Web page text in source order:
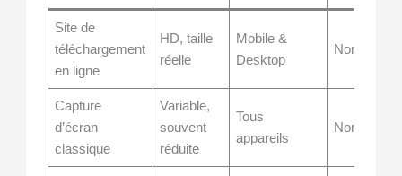
Site de
téléchargement
en ligne
HD, taille
réelle
Mobile &
Desktop
Non
Capture
d’écran
classique
Variable,
souvent
réduite
Tous
appareils
Non